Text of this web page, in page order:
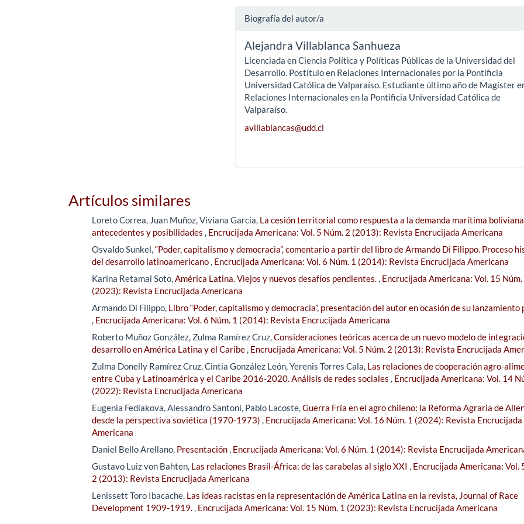
Biografía del autor/a
Alejandra Villablanca Sanhueza
Licenciada en Ciencia Política y Políticas Públicas de la Universidad del
Desarrollo. Postítulo en Relaciones Internacionales por la Pontificia
Universidad Católica de Valparaíso. Estudiante último año de Magíster
Relaciones Internacionales en la Pontificia Universidad Católica de
Valparaíso.
avillablancas@udd.cl
Artículos similares
Loreto Correa, Juan Muñoz, Viviana García, La cesión territorial como respuesta a la demanda marítima
antecedentes y posibilidades , Encrucijada Americana: Vol. 5 Núm. 2 (2013): Revista Encrucijada Americana
Osvaldo Sunkel,“Poder, capitalismo y democracia”, comentario a partir del libro de Armando Di Filippo. Proceso
del desarrollo latinoamericano, Encrucijada Americana: Vol. 6 Núm. 1 (2014): Revista Encrucijada Americana
Karina Retamal Soto,América Latina. Viejos y nuevos desafíos pendientes., Encrucijada Americana: Vol. 15 Núm.
(2023): Revista Encrucijada Americana
Armando Di Filippo, Libro “Poder, capitalismo y democracia”, presentación del autor en ocasión de su lanzamiento
, Encrucijada Americana: Vol. 6 Núm. 1 (2014): Revista Encrucijada Americana
Roberto Muñoz González, Zulma Ramírez Cruz,Consideraciones teóricas acerca de un nuevo modelo de
desarrollo en América Latina y el Caribe, Encrucijada Americana: Vol. 5 Núm. 2 (2013): Revista Encrucijada
Zulma Donelly Ramírez Cruz, Cintia González León, Yerenis Torres Cala, Las relaciones de cooperación agro-
entre Cuba y Latinoamérica y el Caribe 2016-2020. Análisis de redes sociales , Encrucijada Americana: Vol. 14
(2022): Revista Encrucijada Americana
Eugenia Fediakova, Alessandro Santoni, Pablo Lacoste,Guerra Fría en el agro chileno: la Reforma Agraria de
desde la perspectiva soviética (1970-1973) , Encrucijada Americana: Vol. 16 Núm. 1 (2024): Revista Encrucijada
Americana
Daniel Bello Arellano, Presentación, Encrucijada Americana: Vol. 6 Núm. 1 (2014): Revista Encrucijada
Gustavo Luiz von Bahten, Las relaciones Brasil-África: de las carabelas al siglo XXI , Encrucijada Americana: Vol.
2 (2013): Revista Encrucijada Americana
Lenissett Toro Ibacache, Las ideas racistas en la representación de América Latina en la revista, Journal of Race
Development 1909-1919., Encrucijada Americana: Vol. 15 Núm. 1 (2023): Revista Encrucijada Americana